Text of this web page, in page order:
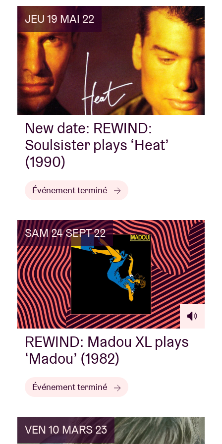
JEU 19 MAI 22
New date: REWIND:
Soulsister plays ‘Heat’
(1990)
Événement terminé
SAM 24 SEPT 22
REWIND: Madou XL plays
‘Madou’ (1982)
Événement terminé
VEN 10 MARS 23